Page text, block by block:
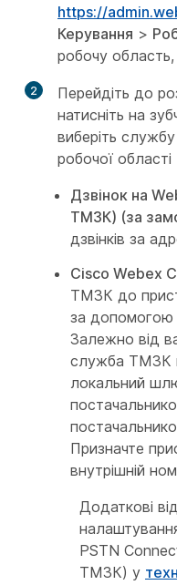
https://
Керування >
робочу
2 Перейдіть до
натисніть на
виберіть
робочої області
Дзвінок на
ТМЗК) (за
дзвінків за
Cisco Webex
ТМЗК до
за допомогою
Залежно від
служба ТМЗК
локальний
Призначте
внутрішній
Додаткові
PSTN
ТМЗК) у